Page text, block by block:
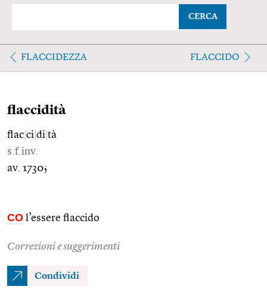
CERCA
FLACCIDEZZA FLACCIDO
flaccidità
flac ci di tà
s.f.inv.
av. 1730;
CO l’essere flaccido
Correzioni e suggerimenti
Condividi